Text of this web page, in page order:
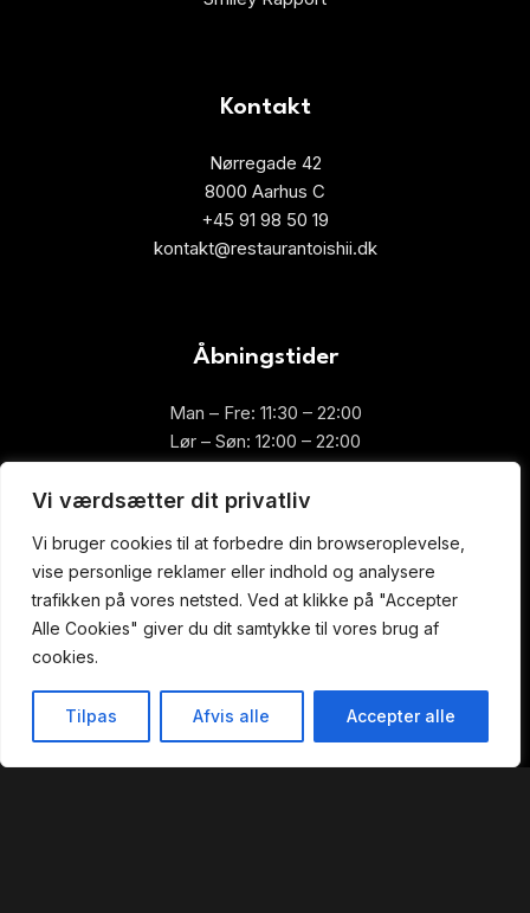
Vi værdsætter dit privatliv
Vi bruger cookies til at forbedre din browseroplevelse,
vise personlige reklamer eller indhold og analysere
trafikken på vores netsted. Ved at klikke på "Accepter
Alle Cookies" giver du dit samtykke til vores brug af
cookies.
Tilpas Afvis alle Accepter alle
Kontakt
Nørregade 42
8000 Aarhus C
+45 91 98 50 19
kontakt@restaurantoishii.dk
Åbningstider
Man – Fre: 11:30 – 22:00
Lør – Søn: 12:00 – 22:00
Køkkenet lukker:
Fredag ​​- lørdag: 21:30
Forside
Book Bord
Takeaway